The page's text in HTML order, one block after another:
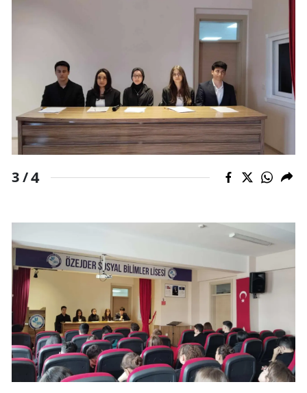
Tokat
Trabzon
Tunceli
Şanlıurfa
Uşak
Van
Yozgat
Aksaray
Bayburt
Karaman
Kırıkkale
Batman
Şırnak
3 /4